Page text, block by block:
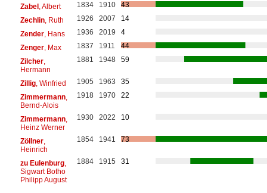
Zabel , Albert 1834 1910
43
Zechlin, Ruth 1926 2007
14
Zender, Hans 1936 2019
4
Zenger, Max 1837 1911
44
Zilcher,
Hermann
1881 1948 59
Zillig, Winfried 1905 1963
35
Zimmermann,
Bernd-Alois
1918 1970 22
Zimmermann,
Heinz Werner
1930 2022 10
Zöllner,
Heinrich
1854 1941 73
zu Eulenburg,
Sigwart Botho
Philipp August
1884 1915 31